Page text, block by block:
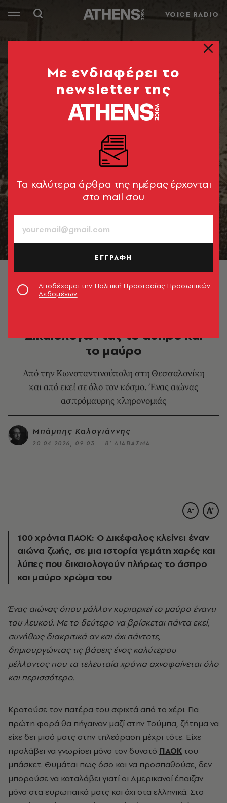
VOICE RADIO
1926. Διοικητικό Συμβούλιο του Πανθεσσαλονίκειου
Δικαιολογώντας το άσπρο και
το μαύρο
Από την Κωνσταντινούπολη στη Θεσσαλονίκη
και από εκεί σε όλο τον κόσμο. Ένας αιώνας
ασπρόμαυρης κληρονομιάς
Μπάμπης Καλογιάννης
20.04.2026, 09:03 8’ ΔΙΑΒΑΣΜΑ
100 χρόνια ΠΑΟΚ: Ο Δικέφαλος κλείνει έναν
αιώνα ζωής, σε μια ιστορία γεμάτη χαρές και
λύπες που δικαιολογούν πλήρως το άσπρο
και μαύρο χρώμα του
Ένας αιώνας όπου μάλλον κυριαρχεί το μαύρο έναντι
του λευκού. Με το δεύτερο να βρίσκεται πάντα εκεί,
συνήθως διακριτικά αν και όχι πάντοτε,
δημιουργώντας τις βάσεις ένος καλύτερου
μέλλοντος που τα τελευταία χρόνια αχνοφαίνεται όλο
και περισσότερο.
Κρατούσε τον πατέρα του σφιχτά από το χέρι. Για
πρώτη φορά θα πήγαιναν μαζί στην Τούμπα, ζήτημα να
είχε δει μισό ματς στην τηλεόραση μέχρι τότε. Είχε
προλάβει να γνωρίσει μόνο τον δυνατό ΠΑΟΚ του
μπάσκετ. Θυμάται πως όσο και να προσπαθούσε, δεν
μπορούσε να καταλάβει γιατί οι Αμερικανοί έπαιζαν
μόνο στα ευρωπαϊκά ματς και όχι στα ελληνικά. Στο
Mε ενδιαφέρει το
newsletter της
Tα καλύτερα άρθρα της ημέρας έρχονται
στο mail σου
ΕΓΓΡΑΦΗ
Αποδέχομαι την Πολιτική Προστασίας Προσωπικών
Δεδομένων